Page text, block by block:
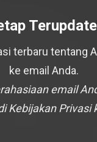
terbaru tentang
ke email Anda.
email
Kebijakan Privasi